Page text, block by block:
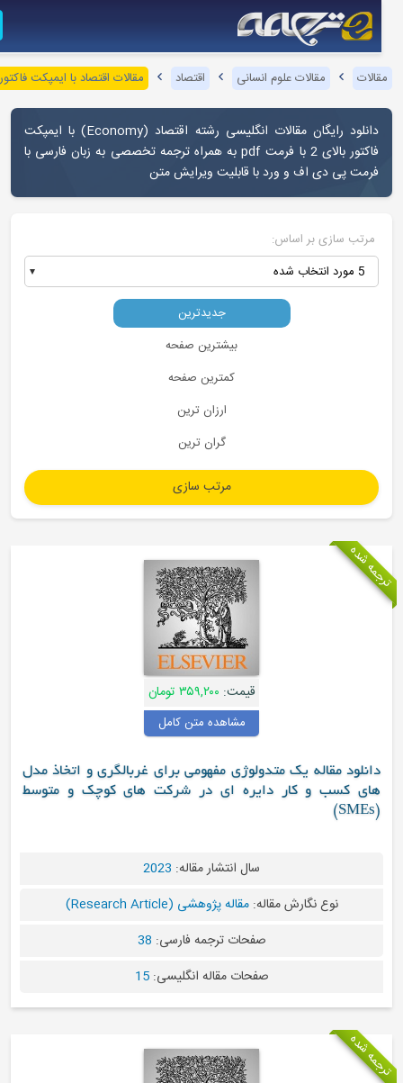
مقالات علوم انسانی اقتصاد مقالات اقتصاد با ایمپکت فاکتور بالا
دانلود رایگان مقالات انگلیسی رشته اقتصاد (Economy) با ایمپکت
فاکتور بالای 2 با فرمت pdf به همراه ترجمه تخصصی به زبان فارسی با
فرمت پی دی اف و ورد با قابلیت ویرایش متن
مرتب سازی بر اساس:
جدیدترین
بیشترین صفحه
کمترین صفحه
ارزان ترین
گران ترین
شده
قیمت:۳۵۹,۲۰۰ تومان
مشاهده متن کامل
دانلود مقاله یک متدولوژی مفهومی برای غربالگری و اتخاذ مدل
های کسب و کار دایره ای در شرکت های کوچک و متوسط
سال انتشار مقاله:2023
نوع نگارش مقاله:مقاله پژوهشی (Research Article)
صفحات ترجمه فارسی:38
صفحات مقاله انگلیسی:15
شده